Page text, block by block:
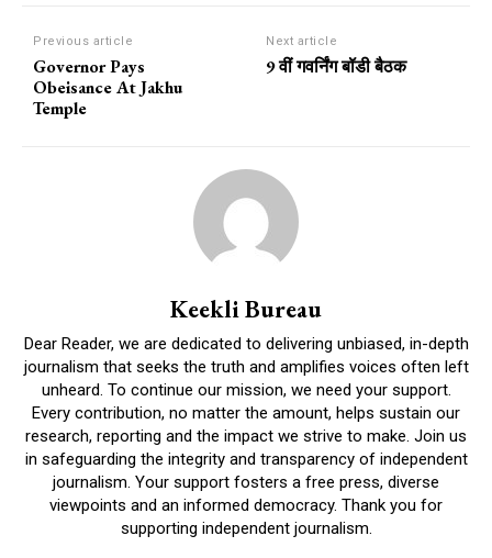
Previous article
Governor Pays
Obeisance At Jakhu
Temple
Next article
9 वीं गवर्निंग बॉडी बैठक
Keekli Bureau
Dear Reader, we are dedicated to delivering unbiased, in-depth
journalism that seeks the truth and amplifies voices often left
unheard. To continue our mission, we need your support.
Every contribution, no matter the amount, helps sustain our
research, reporting and the impact we strive to make. Join us
in safeguarding the integrity and transparency of independent
journalism. Your support fosters a free press, diverse
viewpoints and an informed democracy. Thank you for
supporting independent journalism.